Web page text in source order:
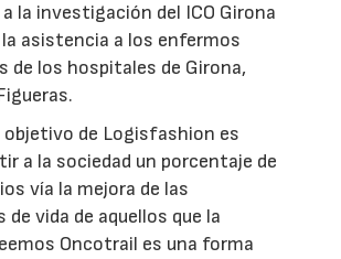
la investigación del ICO Girona
asistencia a los enfermos
de los hospitales de Girona,
objetivo de Logisfashion es
a la sociedad un porcentaje de
vía la mejora de las
de vida de aquellos que la
Oncotrail es una forma